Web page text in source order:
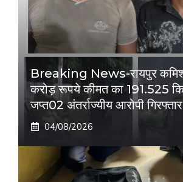
Breaking News-रायपुर
करोड़ रूपये कीमत का 191.525
जप्त02 अंतर्राज्यीय आरोपी गिरफ्तार
04/08/2026